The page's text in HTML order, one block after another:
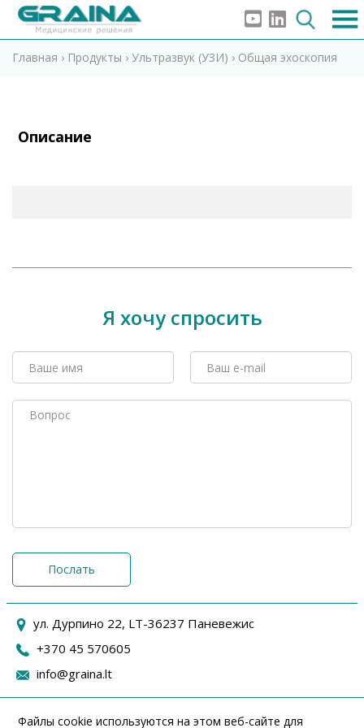
Главная › Продукты › Ультразвук (УЗИ) › Общая эхоскопия
Описание
Я хочу спросить
Послать
ул. Дурпино 22, LT-36237 Паневежис
+370 45 570605
info@graina.lt
Файлы cookie используются на этом веб-сайте для